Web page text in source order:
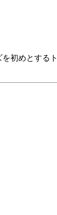
初めとする